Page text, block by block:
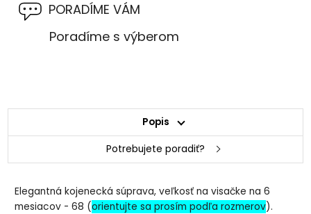
PORADÍME VÁM
Poradíme s výberom
Popis
Potrebujete poradiť?
Elegantná kojenecká súprava, veľkosť na visačke na 6
mesiacov - 68 (orientujte sa prosím podľa rozmerov).